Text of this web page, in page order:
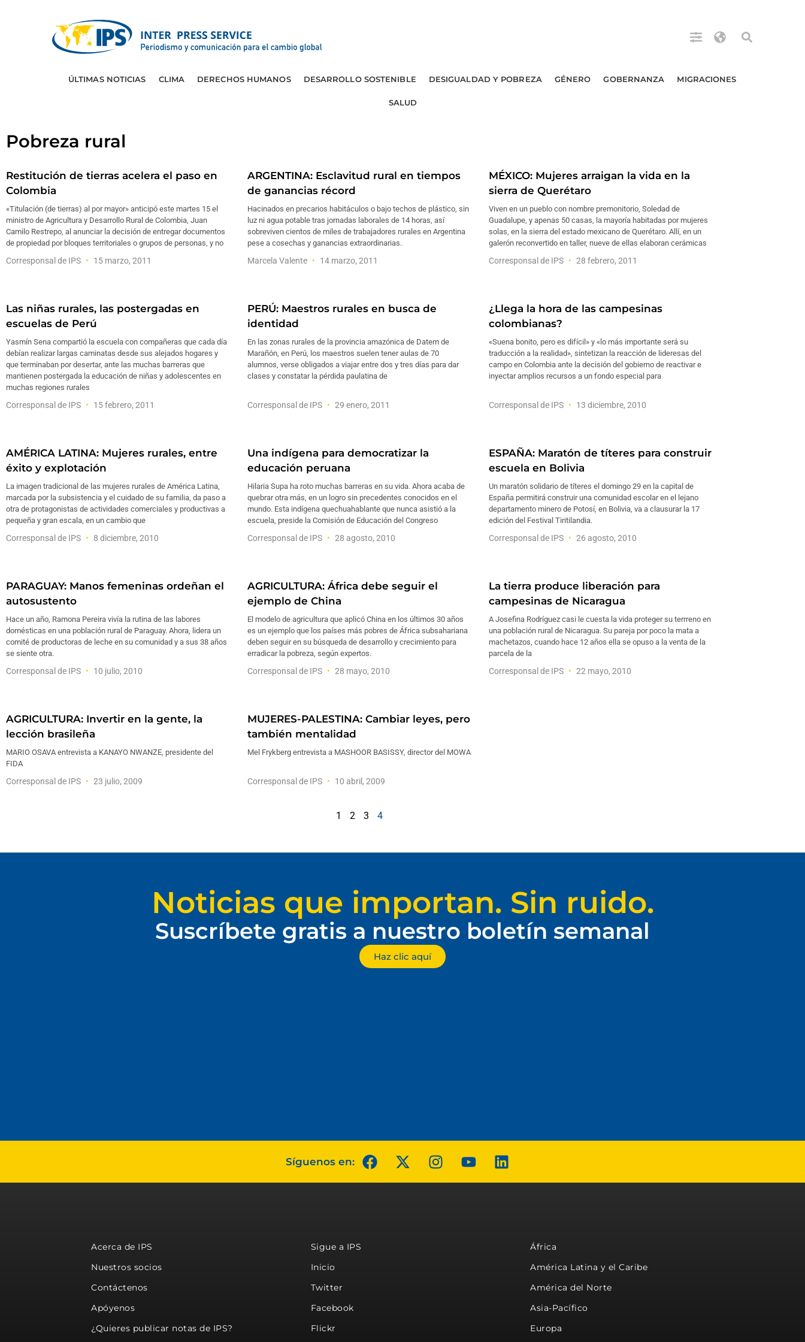
ÚLTIMAS NOTICIAS CLIMA DERECHOS HUMANOS DESARROLLO SOSTENIBLE DESIGUALDAD Y POBREZA GÉNERO GOBERNANZA MIGRACIONES
SALUD
Pobreza rural
Restitución de tierras acelera el paso en
Colombia
«Titulación (de tierras) al por mayor» anticipó este martes 15 el
ministro de Agricultura y Desarrollo Rural de Colombia, Juan
Camilo Restrepo, al anunciar la decisión de entregar documentos
de propiedad por bloques territoriales o grupos de personas, y no
Corresponsal de IPS 15 marzo, 2011
ARGENTINA: Esclavitud rural en tiempos
de ganancias récord
Hacinados en precarios habitáculos o bajo techos de plástico, sin
luz ni agua potable tras jornadas laborales de 14 horas, así
sobreviven cientos de miles de trabajadores rurales en Argentina
pese a cosechas y ganancias extraordinarias.
Marcela Valente 14 marzo, 2011
MÉXICO: Mujeres arraigan la vida en la
sierra de Querétaro
Viven en un pueblo con nombre premonitorio, Soledad de
Guadalupe, y apenas 50 casas, la mayoría habitadas por mujeres
solas, en la sierra del estado mexicano de Querétaro. Allí, en un
galerón reconvertido en taller, nueve de ellas elaboran cerámicas
Corresponsal de IPS 28 febrero, 2011
Las niñas rurales, las postergadas en
escuelas de Perú
Yasmín Sena compartió la escuela con compañeras que cada día
debían realizar largas caminatas desde sus alejados hogares y
que terminaban por desertar, ante las muchas barreras que
mantienen postergada la educación de niñas y adolescentes en
muchas regiones rurales
Corresponsal de IPS 15 febrero, 2011
PERÚ: Maestros rurales en busca de
identidad
En las zonas rurales de la provincia amazónica de Datem de
Marañón, en Perú, los maestros suelen tener aulas de 70
alumnos, verse obligados a viajar entre dos y tres días para dar
clases y constatar la pérdida paulatina de
Corresponsal de IPS 29 enero, 2011
¿Llega la hora de las campesinas
colombianas?
«Suena bonito, pero es difícil» y «lo más importante será su
traducción a la realidad», sintetizan la reacción de lideresas del
campo en Colombia ante la decisión del gobierno de reactivar e
inyectar amplios recursos a un fondo especial para
Corresponsal de IPS 13 diciembre, 2010
AMÉRICA LATINA: Mujeres rurales, entre
éxito y explotación
La imagen tradicional de las mujeres rurales de América Latina,
marcada por la subsistencia y el cuidado de su familia, da paso a
otra de protagonistas de actividades comerciales y productivas a
pequeña y gran escala, en un cambio que
Corresponsal de IPS 8 diciembre, 2010
Una indígena para democratizar la
educación peruana
Hilaria Supa ha roto muchas barreras en su vida. Ahora acaba de
quebrar otra más, en un logro sin precedentes conocidos en el
mundo. Esta indígena quechuahablante que nunca asistió a la
escuela, preside la Comisión de Educación del Congreso
Corresponsal de IPS 28 agosto, 2010
ESPAÑA: Maratón de títeres para construir
escuela en Bolivia
Un maratón solidario de títeres el domingo 29 en la capital de
España permitirá construir una comunidad escolar en el lejano
departamento minero de Potosí, en Bolivia, va a clausurar la 17
edición del Festival Tiritilandia.
Corresponsal de IPS 26 agosto, 2010
PARAGUAY: Manos femeninas ordeñan el
autosustento
Hace un año, Ramona Pereira vivía la rutina de las labores
domésticas en una población rural de Paraguay. Ahora, lidera un
comité de productoras de leche en su comunidad y a sus 38 años
se siente otra.
Corresponsal de IPS 10 julio, 2010
AGRICULTURA: África debe seguir el
ejemplo de China
El modelo de agricultura que aplicó China en los últimos 30 años
es un ejemplo que los países más pobres de África subsahariana
deben seguir en su búsqueda de desarrollo y crecimiento para
erradicar la pobreza, según expertos.
Corresponsal de IPS 28 mayo, 2010
La tierra produce liberación para
campesinas de Nicaragua
A Josefina Rodríguez casi le cuesta la vida proteger su terrreno en
una población rural de Nicaragua. Su pareja por poco la mata a
machetazos, cuando hace 12 años ella se opuso a la venta de la
parcela de la
Corresponsal de IPS 22 mayo, 2010
AGRICULTURA: Invertir en la gente, la
lección brasileña
MARIO OSAVA entrevista a KANAYO NWANZE, presidente del
FIDA
Corresponsal de IPS 23 julio, 2009
MUJERES-PALESTINA: Cambiar leyes, pero
también mentalidad
Mel Frykberg entrevista a MASHOOR BASISSY, director del MOWA
Corresponsal de IPS 10 abril, 2009
1 2 3 4
Noticias que importan. Sin ruido.
Suscríbete gratis a nuestro boletín semanal
Haz clic aquí
Síguenos en:
Acerca de IPS
Nuestros socios
Contáctenos
Apóyenos
¿Quieres publicar notas de IPS?
Sigue a IPS
Inicio
Twitter
Facebook
Flickr
África
América Latina y el Caribe
América del Norte
Asia-Pacífico
Europa